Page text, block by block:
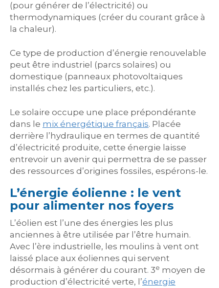
(pour générer de l’électricité) ou
thermodynamiques (créer du courant grâce à
la chaleur).
Ce type de production d’énergie renouvelable
peut être industriel (parcs solaires) ou
domestique (panneaux photovoltaïques
installés chez les particuliers, etc.).
Le solaire occupe une place prépondérante
dans le mix énergétique français. Placée
derrière l’hydraulique en termes de quantité
d’électricité produite, cette énergie laisse
entrevoir un avenir qui permettra de se passer
des ressources d’origines fossiles, espérons-le.
L’énergie éolienne : le vent
pour alimenter nos foyers
L’éolien est l’une des énergies les plus
anciennes à être utilisée par l’être humain.
Avec l’ère industrielle, les moulins à vent ont
laissé place aux éoliennes qui servent
désormais à générer du courant. 3e moyen de
production d’électricité verte, l’énergie